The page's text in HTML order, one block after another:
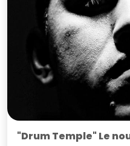
"Drum Temple" Le